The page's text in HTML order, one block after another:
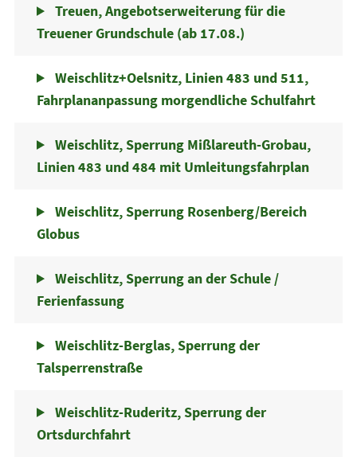
Treuen, Angebotserweiterung für die
Treuener Grundschule (ab 17.08.)
Weischlitz+Oelsnitz, Linien 483 und 511,
Fahrplananpassung morgendliche Schulfahrt
Weischlitz, Sperrung Mißlareuth-Grobau,
Linien 483 und 484 mit Umleitungsfahrplan
Weischlitz, Sperrung Rosenberg/Bereich
Globus
Weischlitz, Sperrung an der Schule /
Ferienfassung
Weischlitz-Berglas, Sperrung der
Talsperrenstraße
Weischlitz-Ruderitz, Sperrung der
Ortsdurchfahrt